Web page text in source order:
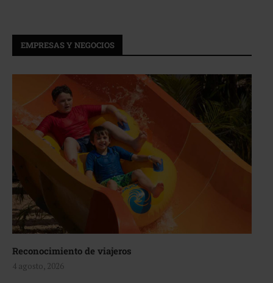
EMPRESAS Y NEGOCIOS
Reconocimiento de viajeros
4 agosto, 2026